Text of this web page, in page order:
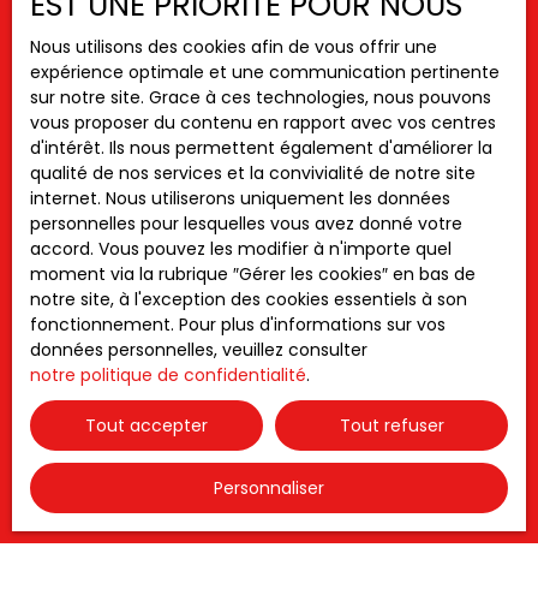
évidemment se concentrer sur les particularités de
votre propriété: existence d'un balcon, état des
parties communes, nombre de chambres, etc.
Toutefois, elle doit aussi intégrer une analyse des
dernières ventes et des atouts du secteur.
Par exemple, nous valorisons notamment :
Les espaces verts : Jardin Botanique, Parc aux
Angéliques, etc.
Les transports : arrêts de bus, station de tram de la
ligne A
Les commerces : Auchan, Aldi, Proxi, etc.
Afin de vous assurer un prix idéal pour vendre, notre
CABINET CORIM
vous offre votre estimation
immobilière à La Bastide
. Réalisée à votre domicile
sous 48H, elle donne lieu à l'élaboration d'un dossier
complet et détaillé. Vous pouvez ainsi décortiquer la
valeur annoncée.
Nous utilisons des cookies afin de vous offrir une
expérience optimale et une communication pertinente
sur notre site. Grace à ces technologies, nous pouvons
vous proposer du contenu en rapport avec vos centres
d'intérêt. Ils nous permettent également d'améliorer la
qualité de nos services et la convivialité de notre site
internet. Nous utiliserons uniquement les données
personnelles pour lesquelles vous avez donné votre
accord. Vous pouvez les modifier à n'importe quel
moment via la rubrique ″Gérer les cookies″ en bas de
notre site, à l'exception des cookies essentiels à son
fonctionnement. Pour plus d'informations sur vos
données personnelles, veuillez consulter
notre politique de confidentialité.
Tout accepter Tout refuser
Personnaliser